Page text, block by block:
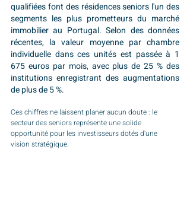
qualifiées font des résidences seniors l'un des
segments les plus prometteurs du marché
immobilier au Portugal. Selon des données
récentes, la valeur moyenne par chambre
individuelle dans ces unités est passée à 1
675 euros par mois, avec plus de 25 % des
institutions enregistrant des augmentations
de plus de 5 %.
Ces chiffres ne laissent planer aucun doute : le
secteur des seniors représente une solide
opportunité pour les investisseurs dotés d'une
vision stratégique.